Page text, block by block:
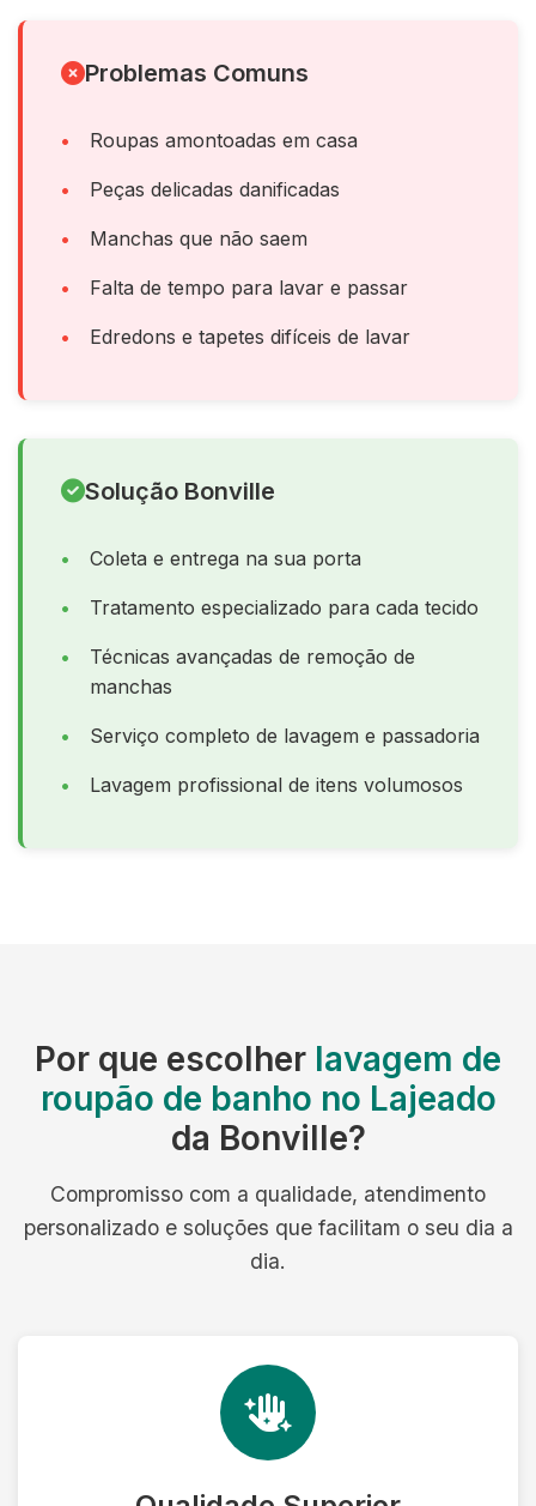
Problemas Comuns
Roupas amontoadas em casa
Peças delicadas danificadas
Manchas que não saem
Falta de tempo para lavar e passar
Edredons e tapetes difíceis de lavar
Solução Bonville
Coleta e entrega na sua porta
Tratamento especializado para cada tecido
Técnicas avançadas de remoção de
manchas
Serviço completo de lavagem e passadoria
Lavagem profissional de itens volumosos
Por que escolher lavagem de
roupão de banho no Lajeado
da Bonville?
Compromisso com a qualidade, atendimento
personalizado e soluções que facilitam o seu dia a
dia.